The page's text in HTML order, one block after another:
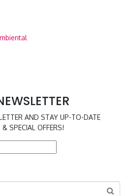
AND STAY UP-TO-DATE
SPECIAL OFFERS!